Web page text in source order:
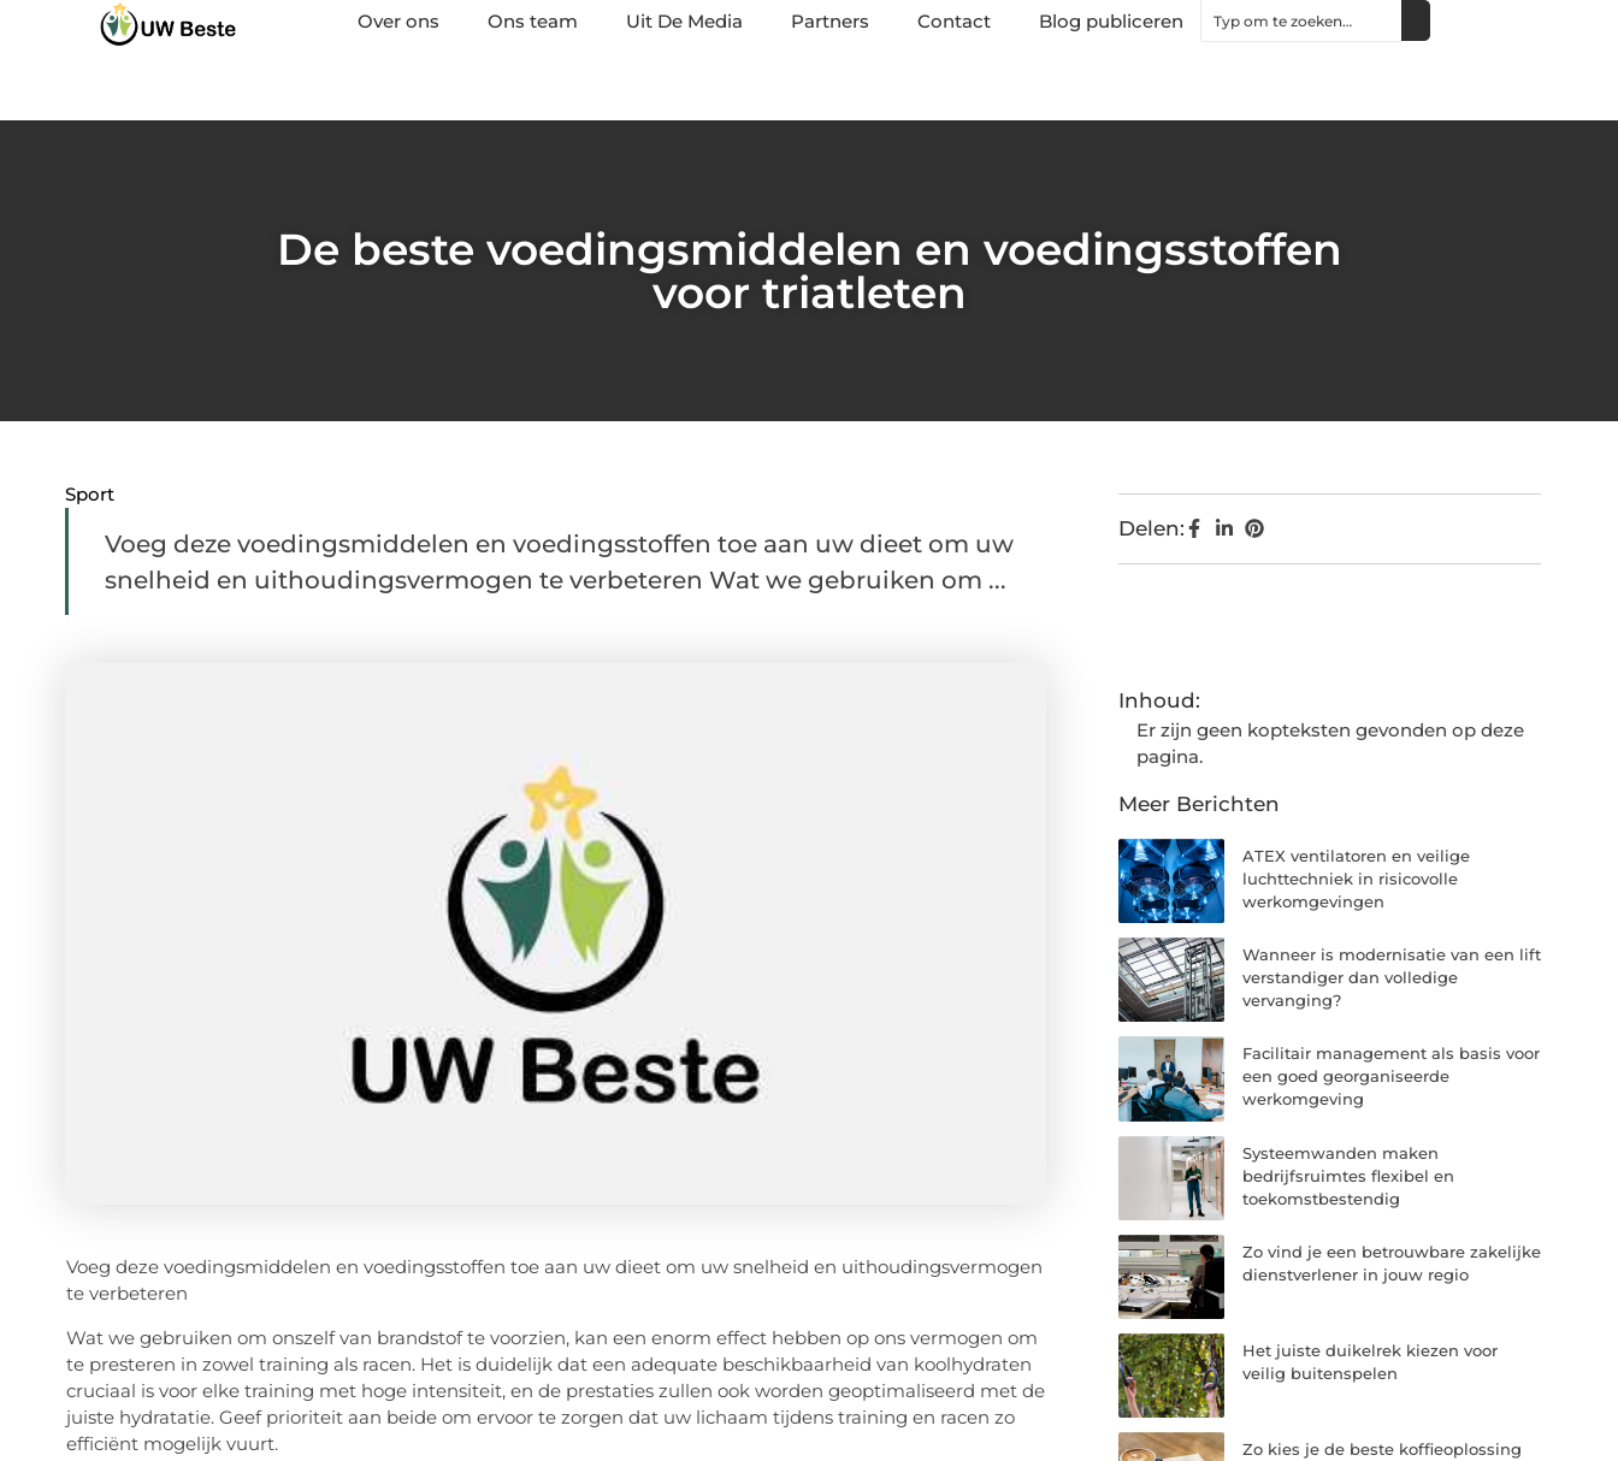
Over ons Ons team Uit De Media Partners Contact Blog publiceren
De beste voedingsmiddelen en voedingsstoffen
voor triatleten
Sport
Voeg deze voedingsmiddelen en voedingsstoffen toe aan uw dieet om uw
snelheid en uithoudingsvermogen te verbeteren Wat we gebruiken om ...
Voeg deze voedingsmiddelen en voedingsstoffen toe aan uw dieet om uw snelheid en uithoudingsvermogen
te verbeteren
Wat we gebruiken om onszelf van brandstof te voorzien, kan een enorm effect hebben op ons vermogen om
te presteren in zowel training als racen. Het is duidelijk dat een adequate beschikbaarheid van koolhydraten
cruciaal is voor elke training met hoge intensiteit, en de prestaties zullen ook worden geoptimaliseerd met de
juiste hydratatie. Geef prioriteit aan beide om ervoor te zorgen dat uw lichaam tijdens training en racen zo
efficiënt mogelijk vuurt.
Delen:
Inhoud:
Er zijn geen kopteksten gevonden op deze
pagina.
Meer Berichten
ATEX ventilatoren en veilige
luchttechniek in risicovolle
werkomgevingen
Wanneer is modernisatie van een lift
verstandiger dan volledige
vervanging?
Facilitair management als basis voor
een goed georganiseerde
werkomgeving
Systeemwanden maken
bedrijfsruimtes flexibel en
toekomstbestendig
Zo vind je een betrouwbare zakelijke
dienstverlener in jouw regio
Het juiste duikelrek kiezen voor
veilig buitenspelen
Zo kies je de beste koffieoplossing